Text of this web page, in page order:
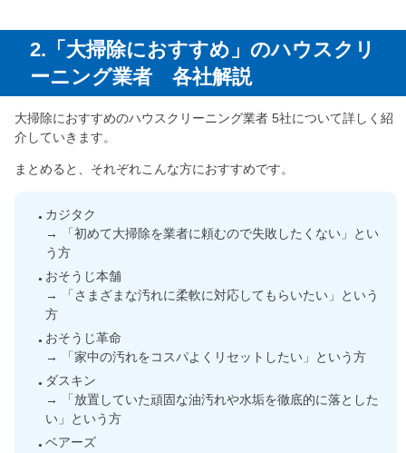
2.「大掃除におすすめ」のハウスクリ
ーニング業者 各社解説
大掃除におすすめのハウスクリーニング業者 5社について詳しく紹
介していきます。
まとめると、それぞれこんな方におすすめです。
カジタク
→ 「初めて大掃除を業者に頼むので失敗したくない」とい
う方
おそうじ本舗
→ 「さまざまな汚れに柔軟に対応してもらいたい」という
方
おそうじ革命
→ 「家中の汚れをコスパよくリセットしたい」という方
ダスキン
→ 「放置していた頑固な油汚れや水垢を徹底的に落とした
い」という方
ベアーズ